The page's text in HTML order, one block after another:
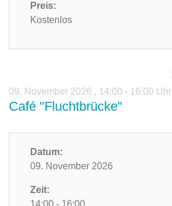
Preis:
Kostenlos
09. November 2026 , 14:00 - 16:00 Uhr
Café "Fluchtbrücke"
Datum:
09. November 2026
Zeit: